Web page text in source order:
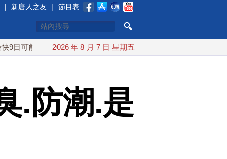
| 新唐人之友 | 節目表
登陸中國 台灣漢光首結合城鎮演習 AIT連續發文讚「韌性
2026 年 8 月 7 日 星期五
.防潮.是